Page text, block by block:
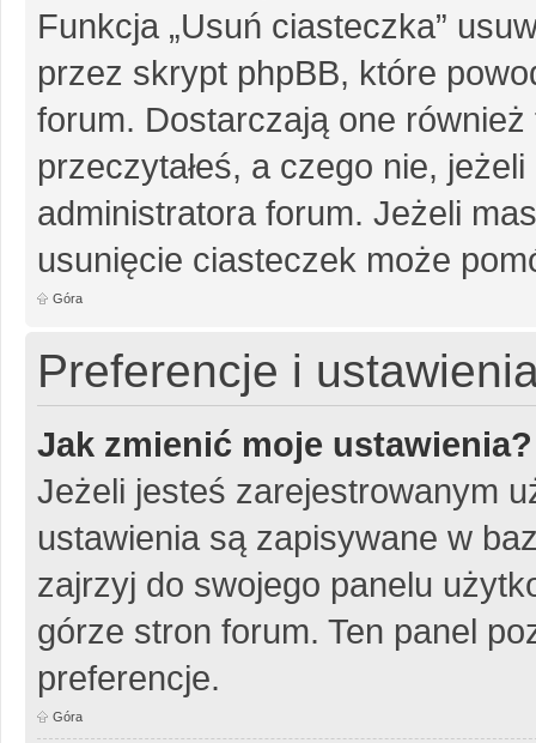
Funkcja „Usuń ciasteczka”
przez skrypt phpBB, które
forum. Dostarczają one
przeczytałeś, a czego nie,
administratora forum. Jeżeli
usunięcie ciasteczek może
Góra
Preferencje i
Jak zmienić moje ustawienia?
Jeżeli jesteś zarejestrowanym
ustawienia są zapisywane w
zajrzyj do swojego panelu
górze stron forum. Ten panel
preferencje.
Góra